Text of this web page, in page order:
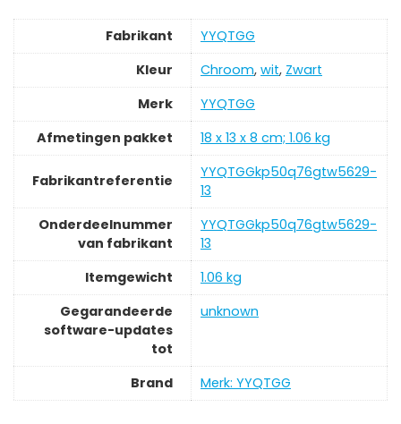
Fabrikant
‎YYQTGG
Kleur
‎Chroom, wit, ‎Zwart
Merk
‎YYQTGG
Afmetingen pakket
‎18 x 13 x 8 cm; 1.06 kg
Fabrikantreferentie
‎YYQTGGkp50q76gtw5629-
13
Onderdeelnummer
van fabrikant
‎YYQTGGkp50q76gtw5629-
13
Itemgewicht
‎1.06 kg
Gegarandeerde
software-updates
tot
‎unknown
Brand Merk: YYQTGG